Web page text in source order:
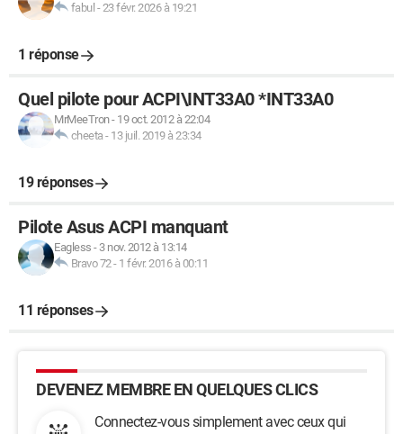
fabul -23 févr. 2026 à 19:21
1 réponse
Quel pilote pour ACPI\INT33A0 *INT33A0
MrMeeTron- 19 oct. 2012 à 22:04
cheeta - 13 juil. 2019 à 23:34
19 réponses
Pilote Asus ACPI manquant
Eagless - 3 nov. 2012 à 13:14
Bravo 72- 1 févr. 2016 à 00:11
11 réponses
DEVENEZ MEMBRE EN QUELQUES CLICS
Connectez-vous simplement avec ceux qui